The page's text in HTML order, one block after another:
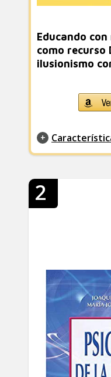
Educando
como recurso
ilusionismo
2